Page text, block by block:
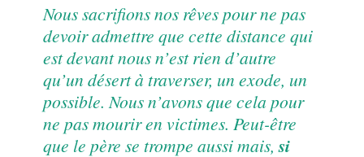
Nous sacrifions nos rêves pour ne pas
devoir admettre que cette distance qui
est devant nous n’est rien d’autre
qu’un désert à traverser, un exode, un
possible. Nous n’avons que cela pour
ne pas mourir en victimes. Peut-être
que le père se trompe aussi mais, si